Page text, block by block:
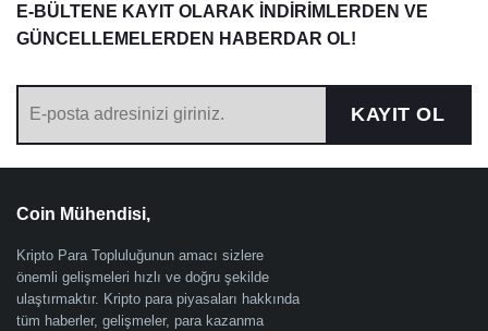
E-BÜLTENE KAYIT OLARAK İNDİRİMLERDEN VE
GÜNCELLEMELERDEN HABERDAR OL!
KAYIT OL
Coin Mühendisi,
Kripto Para Topluluğunun amacı sizlere
önemli gelişmeleri hızlı ve doğru şekilde
ulaştırmaktır. Kripto para piyasaları hakkında
tüm haberler, gelişmeler, para kazanma